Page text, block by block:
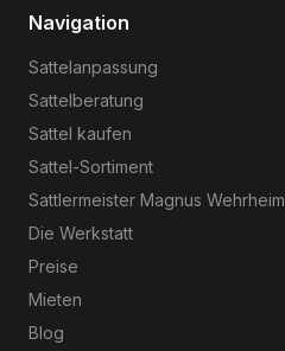
Navigation
Sattelanpassung
Sattelberatung
Sattel kaufen
Sattel-Sortiment
Sattlermeister Magnus Wehrheim
Die Werkstatt
Preise
Mieten
Blog